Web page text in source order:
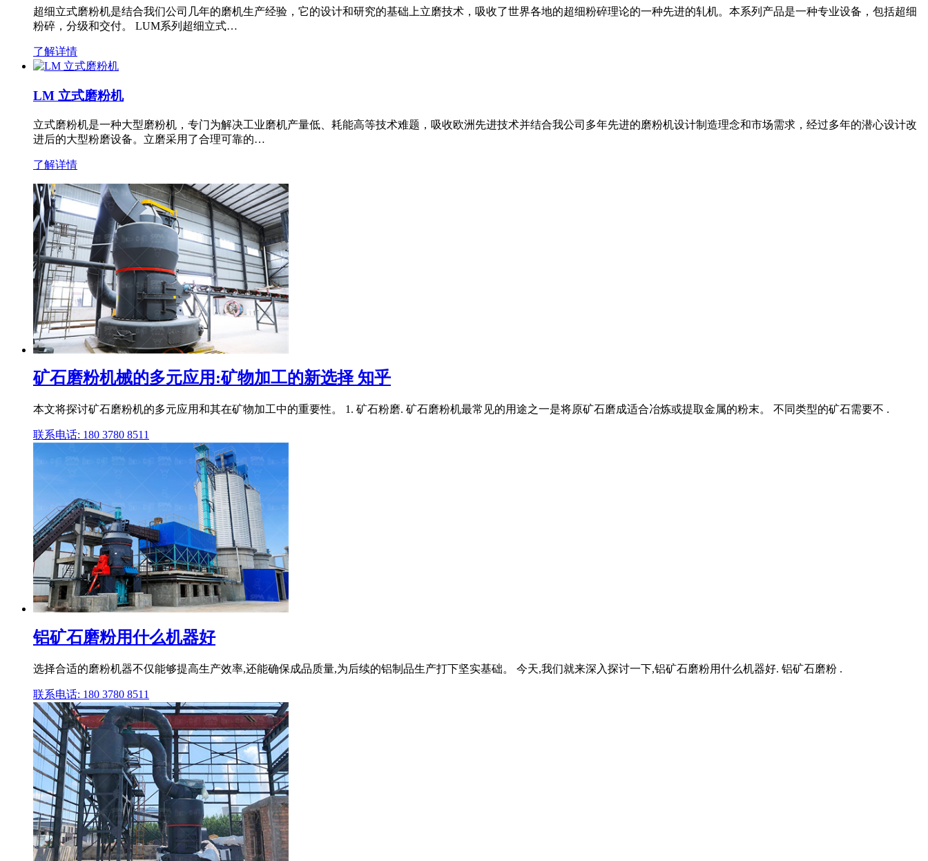
超细立式磨粉机是结合我们公司几年的磨机生产经验，它的设计和研究的基础上立磨技术，吸收了世界各地的超细粉碎理论的一种先进的轧机。本系列产品是一种专业设备，包括超细
粉碎，分级和交付。 LUM系列超细立式…
了解详情
LM 立式磨粉机
立式磨粉机是一种大型磨粉机，专门为解决工业磨机产量低、耗能高等技术难题，吸收欧洲先进技术并结合我公司多年先进的磨粉机设计制造理念和市场需求，经过多年的潜心设计改
进后的大型粉磨设备。立磨采用了合理可靠的…
了解详情
矿石磨粉机械的多元应用:矿物加工的新选择 知乎
本文将探讨矿石磨粉机的多元应用和其在矿物加工中的重要性。 1. 矿石粉磨. 矿石磨粉机最常见的用途之一是将原矿石磨成适合冶炼或提取金属的粉末。 不同类型的矿石需要不 .
联系电话: 180 3780 8511
铝矿石磨粉用什么机器好
选择合适的磨粉机器不仅能够提高生产效率,还能确保成品质量,为后续的铝制品生产打下坚实基础。 今天,我们就来深入探讨一下,铝矿石磨粉用什么机器好. 铝矿石磨粉 .
联系电话: 180 3780 8511